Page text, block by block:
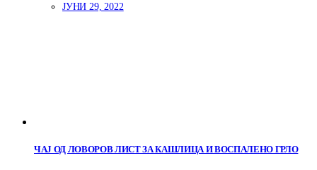
ЈУНИ 29, 2022
ЧАЈ ОД ЛОВОРОВ ЛИСТ ЗА КАШЛИЦА И ВОСПАЛЕНО ГРЛО